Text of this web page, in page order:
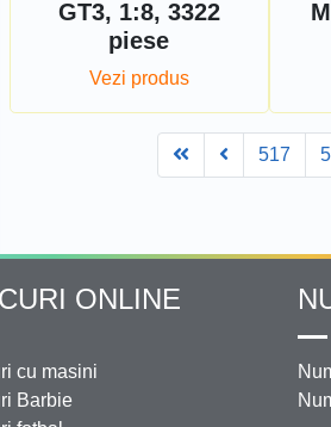
GT3, 1:8, 3322
piese
Vezi produs
FirstPrev517
ONLINE
cu masini
Barbie